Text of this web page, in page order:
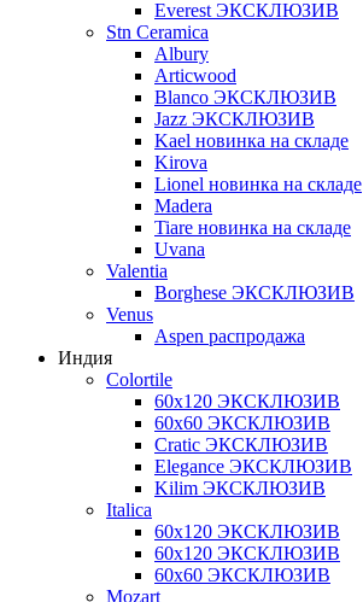
Everest ЭКСКЛЮЗИВ
Stn Ceramica
Albury
Articwood
Blanco ЭКСКЛЮЗИВ
Jazz ЭКСКЛЮЗИВ
Kael новинка на складе
Kirova
Lionel новинка на складе
Madera
Tiare новинка на складе
Uvana
Valentia
Borghese ЭКСКЛЮЗИВ
Venus
Aspen распродажа
Индия
Colortile
60х120 ЭКСКЛЮЗИВ
60х60 ЭКСКЛЮЗИВ
Cratic ЭКСКЛЮЗИВ
Elegance ЭКСКЛЮЗИВ
Kilim ЭКСКЛЮЗИВ
Italica
60х120 ЭКСКЛЮЗИВ
60х120 ЭКСКЛЮЗИВ
60х60 ЭКСКЛЮЗИВ
Mozart